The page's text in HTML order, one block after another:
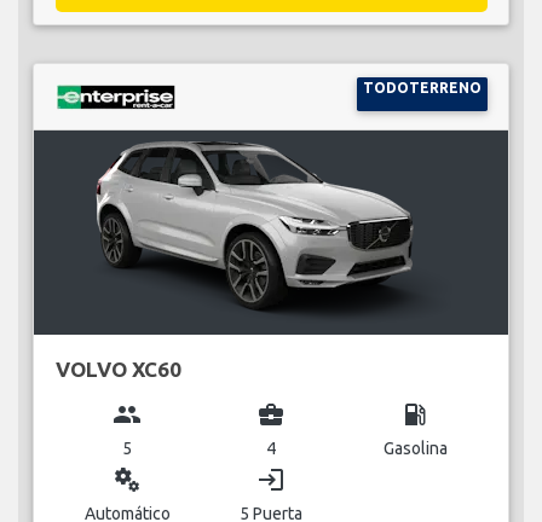
TODOTERRENO
VOLVO XC60
group
5
business_center
4
local_gas_station
Gasolina
miscellaneous_services
Automático
login
5 Puerta